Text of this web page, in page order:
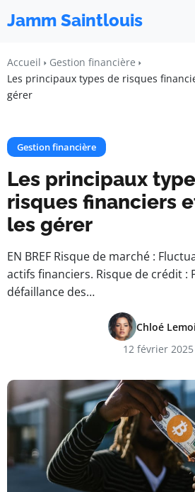
Jamm Saintlouis
Accueil
Gestion financière
Les principaux types de risques
gérer
Gestion financière
Les principaux
risques financiers
les gérer
EN BREF Risque de marché :
actifs financiers. Risque de crédit :
défaillance des…
Chloé
12 février 2025